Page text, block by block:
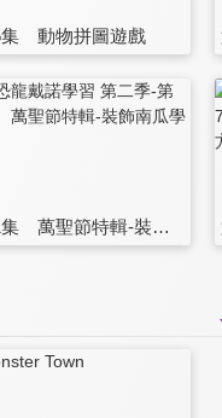
集 動物拼圖遊戲
第71集 萬聖節特輯-裝飾南瓜學形狀